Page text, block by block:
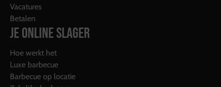
Vacatures
Betalen
JE ONLINE SLAGER
Hoe werkt het
Luxe barbecue
Barbecue op locatie